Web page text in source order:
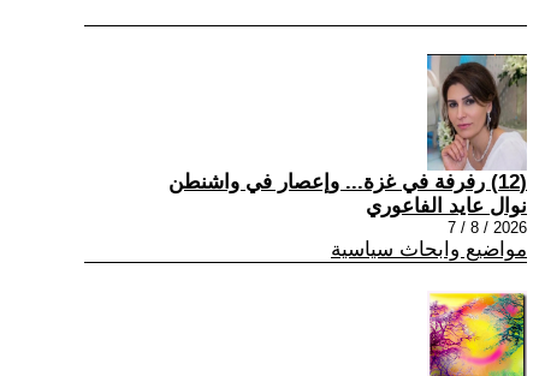
(12) رفرفة في غزة... وإعصار في واشنطن
نوال عايد الفاعوري
2026 / 8 / 7
مواضيع وابحاث سياسية